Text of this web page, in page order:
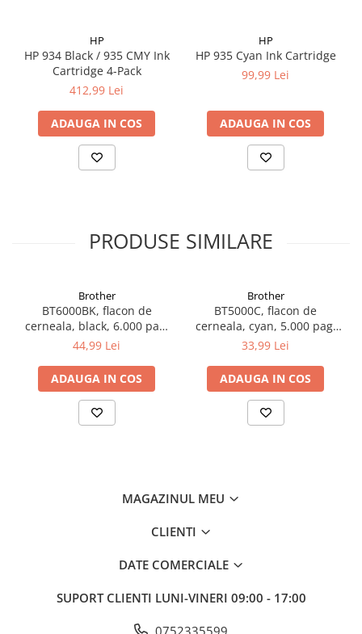
HP
HP 934 Black / 935 CMY Ink
Cartridge 4-Pack
412,99 Lei
ADAUGA IN COS
HP
HP 935 Cyan Ink Cartridge
99,99 Lei
ADAUGA IN COS
PRODUSE SIMILARE
Brother
BT6000BK, flacon de
cerneala, black, 6.000 pag,
Ink Benefit DCP-
44,99 Lei
ADAUGA IN COS
Brother
BT5000C, flacon de
cerneala, cyan, 5.000 pag,
Ink Benefit DCP-
33,99 Lei
ADAUGA IN COS
MAGAZINUL MEU
CLIENTI
DATE COMERCIALE
SUPORT CLIENTI LUNI-VINERI 09:00 - 17:00
0752335599